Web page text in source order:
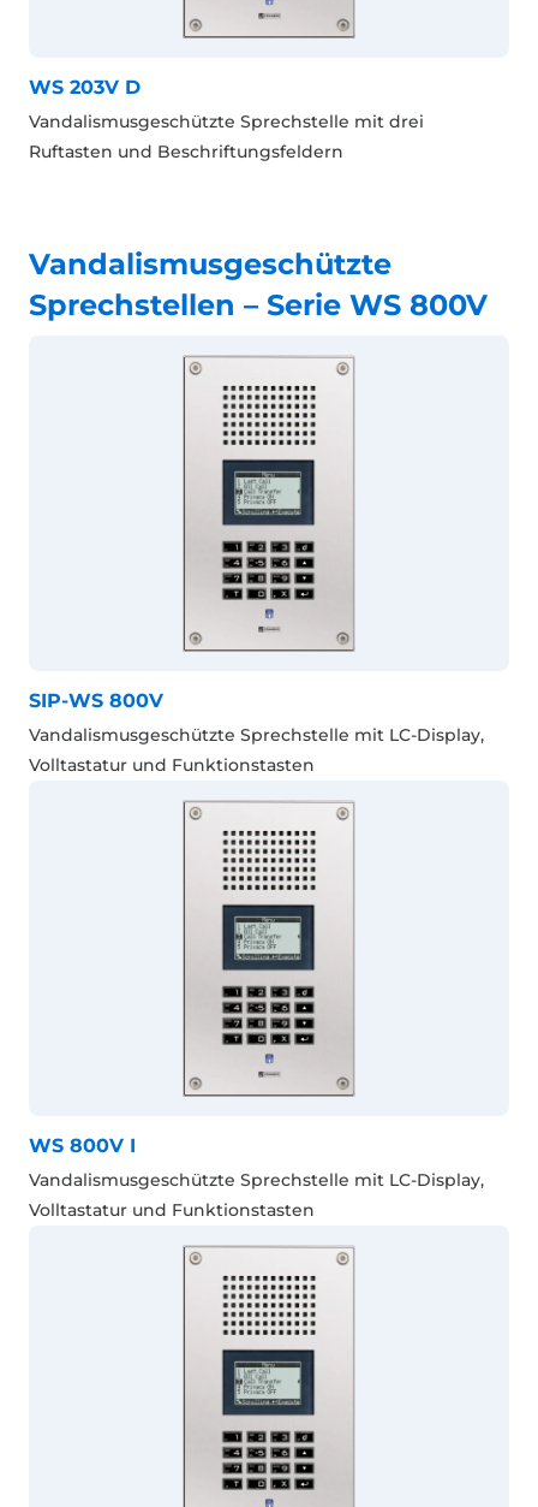
WS 203V D
Vandalismusgeschützte Sprechstelle mit drei
Ruftasten und Beschriftungsfeldern
Vandalismusgeschützte
Sprechstellen – Serie WS 800V
SIP-WS 800V
Vandalismusgeschützte Sprechstelle mit LC-Display,
Volltastatur und Funktionstasten
WS 800V I
Vandalismusgeschützte Sprechstelle mit LC-Display,
Volltastatur und Funktionstasten